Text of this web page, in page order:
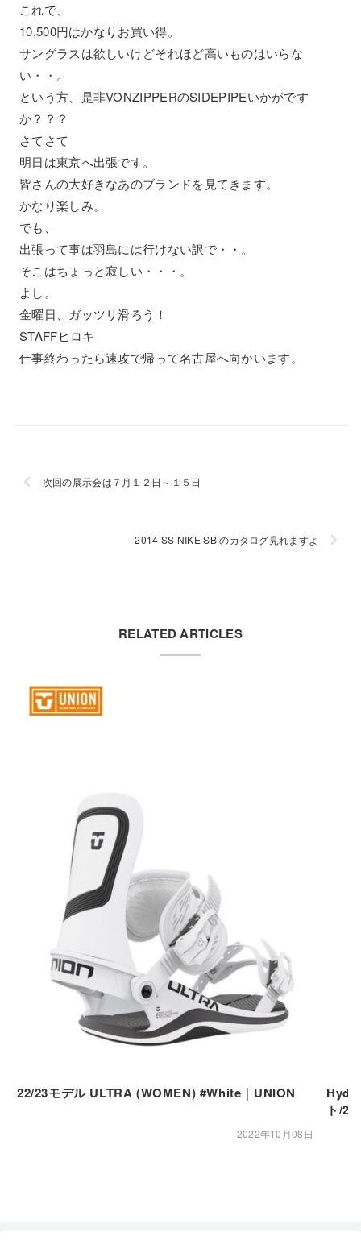
これで、
10,500円はかなりお買い得。
サングラスは欲しいけどそれほど高いものはいらな
い・・。
という方、是非VONZIPPERのSIDEPIPEいかがです
か？？？
さてさて
明日は東京へ出張です。
皆さんの大好きなあのブランドを見てきます。
かなり楽しみ。
でも、
出張って事は羽島には行けない訳で・・。
そこはちょっと寂しい・・・。
よし。
金曜日、ガッツリ滑ろう！
STAFFヒロキ
仕事終わったら速攻で帰って名古屋へ向かいます。
次回の展示会は７月１２日～１５日
2014 SS NIKE SB のカタログ見れますよ
RELATED ARTICLES
22/23モデル ULTRA (WOMEN) #White｜UNION
2022年10月08日
ト/